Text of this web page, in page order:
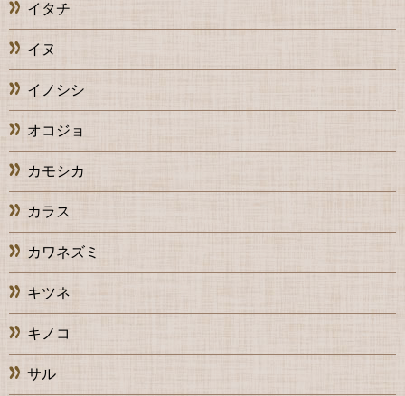
イタチ
イヌ
イノシシ
オコジョ
カモシカ
カラス
カワネズミ
キツネ
キノコ
サル